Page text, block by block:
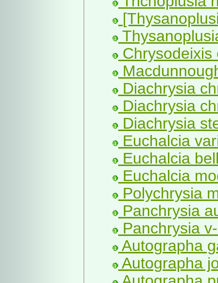
Chrysodeixis
Diachrysia
Diachrysia
Diachrysia
Euchalcia
Euchalcia
Euchalcia
Polychrysia
Panchrysia
Panchrysia
Autographa
Autographa